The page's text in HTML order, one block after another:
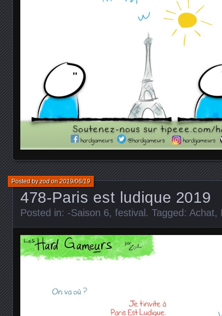
478-Paris est ludique 2019
Posted byzodon2019/06/19
Posted in: -Saison 6, festival. Tagged: Achat,